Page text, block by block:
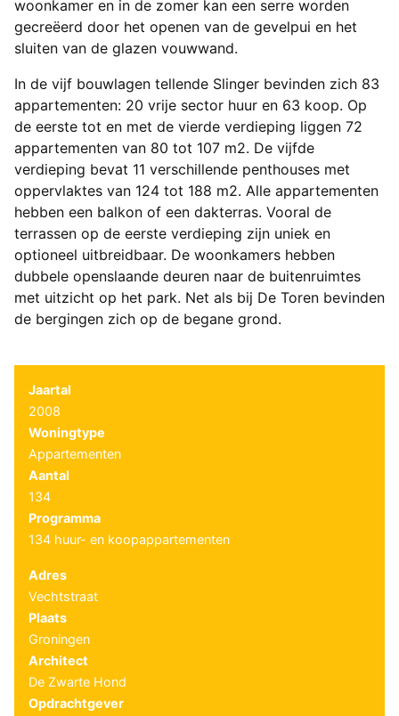
woonkamer en in de zomer kan een serre worden
gecreëerd door het openen van de gevelpui en het
sluiten van de glazen vouwwand.
In de vijf bouwlagen tellende Slinger bevinden zich 83
appartementen: 20 vrije sector huur en 63 koop. Op
de eerste tot en met de vierde verdieping liggen 72
appartementen van 80 tot 107 m2. De vijfde
verdieping bevat 11 verschillende penthouses met
oppervlaktes van 124 tot 188 m2. Alle appartementen
hebben een balkon of een dakterras. Vooral de
terrassen op de eerste verdieping zijn uniek en
optioneel uitbreidbaar. De woonkamers hebben
dubbele openslaande deuren naar de buitenruimtes
met uitzicht op het park. Net als bij De Toren bevinden
de bergingen zich op de begane grond.
Jaartal
2008
Woningtype
Appartementen
Aantal
134
Programma
134 huur- en koopappartementen
Adres
Vechtstraat
Plaats
Groningen
Architect
De Zwarte Hond
Opdrachtgever